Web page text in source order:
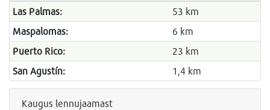
Las Palmas:
53 km
Maspalomas:
6 km
Puerto Rico:
23 km
San Agustín:
1,4 km
Kaugus lennujaamast